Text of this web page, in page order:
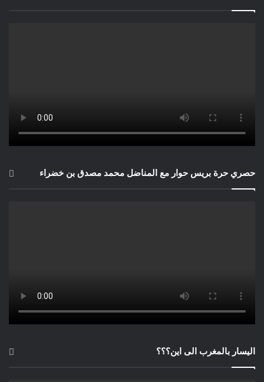
حصري حرة بريس حوار مع المناضل محمد مصدق بن خضراء
اليسار بالمغرب الى اين؟؟؟